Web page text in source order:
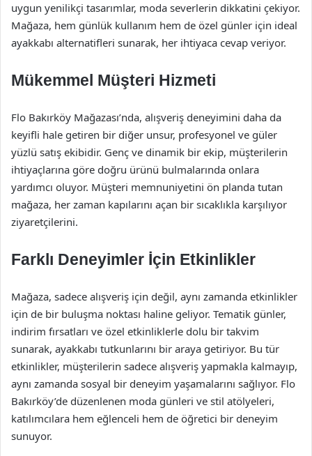
uygun yenilikçi tasarımlar, moda severlerin dikkatini çekiyor.
Mağaza, hem günlük kullanım hem de özel günler için ideal
ayakkabı alternatifleri sunarak, her ihtiyaca cevap veriyor.
Mükemmel Müşteri Hizmeti
Flo Bakırköy Mağazası’nda, alışveriş deneyimini daha da
keyifli hale getiren bir diğer unsur, profesyonel ve güler
yüzlü satış ekibidir. Genç ve dinamik bir ekip, müşterilerin
ihtiyaçlarına göre doğru ürünü bulmalarında onlara
yardımcı oluyor. Müşteri memnuniyetini ön planda tutan
mağaza, her zaman kapılarını açan bir sıcaklıkla karşılıyor
ziyaretçilerini.
Farklı Deneyimler İçin Etkinlikler
Mağaza, sadece alışveriş için değil, aynı zamanda etkinlikler
için de bir buluşma noktası haline geliyor. Tematik günler,
indirim fırsatları ve özel etkinliklerle dolu bir takvim
sunarak, ayakkabı tutkunlarını bir araya getiriyor. Bu tür
etkinlikler, müşterilerin sadece alışveriş yapmakla kalmayıp,
aynı zamanda sosyal bir deneyim yaşamalarını sağlıyor. Flo
Bakırköy’de düzenlenen moda günleri ve stil atölyeleri,
katılımcılara hem eğlenceli hem de öğretici bir deneyim
sunuyor.